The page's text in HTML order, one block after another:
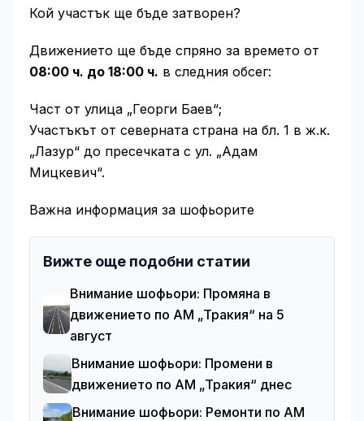
Кой участък ще бъде затворен?
Движението ще бъде спряно за времето от
08:00 ч. до 18:00 ч. в следния обсег:
Част от улица „Георги Баев“;
Участъкът от северната страна на бл. 1 в ж.к.
„Лазур“ до пресечката с ул. „Адам
Мицкевич“.
Важна информация за шофьорите
Вижте още подобни статии
Внимание шофьори: Промяна в
движението по АМ „Тракия“ на 5
август
Внимание шофьори: Промени в
движението по АМ „Тракия“ днес
Внимание шофьори: Ремонти по АМ